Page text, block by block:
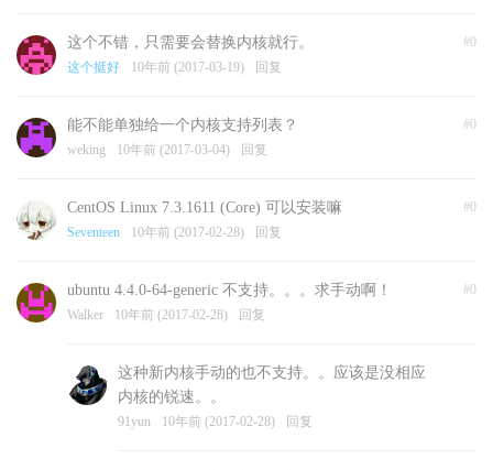
#0
这个不错，只需要会替换内核就行。
这个挺好 10年前 (2017-03-19) 回复
#0
能不能单独给一个内核支持列表？
weking 10年前 (2017-03-04) 回复
#0
CentOS Linux 7.3.1611 (Core) 可以安装嘛
Seventeen 10年前 (2017-02-28) 回复
#0
ubuntu 4.4.0-64-generic 不支持。。。求手动啊！
Walker 10年前 (2017-02-28) 回复
这种新内核手动的也不支持。。应该是没相应
内核的锐速。。
91yun 10年前 (2017-02-28) 回复